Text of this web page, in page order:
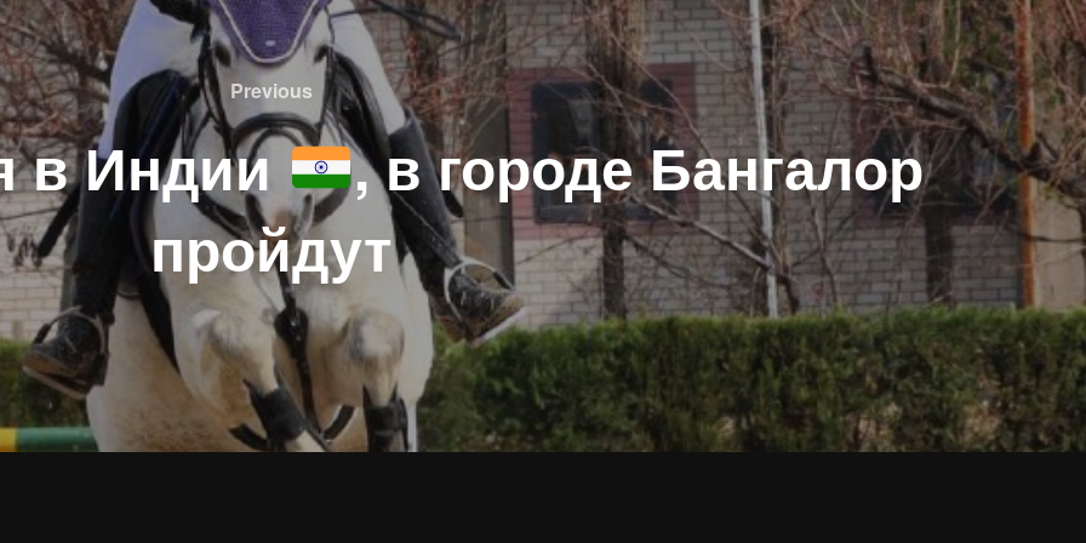
Previous
Previous
в Индии
, в городе Бангалор
пройдут